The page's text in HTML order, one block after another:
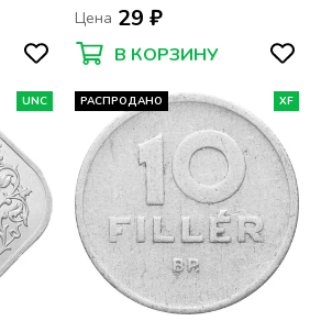
Цена 29 ₽
В КОРЗИНУ
UNC РАСПРОДАНО XF